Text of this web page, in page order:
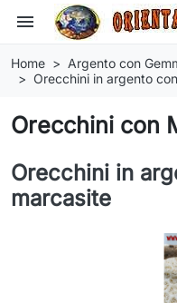
menu
Home
Argento con
Orecchini in argento
Orecchini con
Orecchini in
marcasite